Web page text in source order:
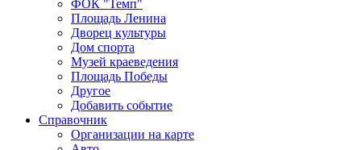
ФОК "Темп"
Площадь Ленина
Дворец культуры
Дом спорта
Музей краеведения
Площадь Победы
Другое
Добавить событие
Справочник
Организации на карте